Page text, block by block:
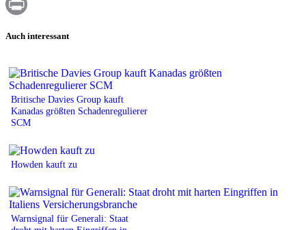
WhatsApp
Auch interessant
Britische Davies Group kauft
Kanadas größten Schadenregulierer
SCM
Howden kauft zu
Warnsignal für Generali: Staat